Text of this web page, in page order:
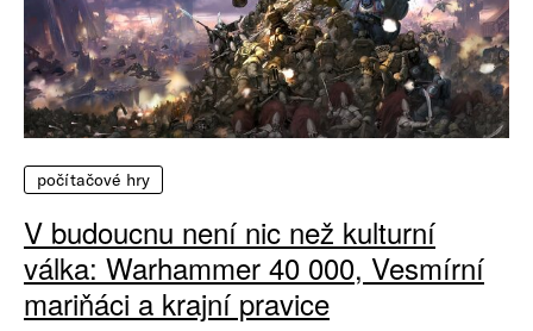
počítačové hry
V budoucnu není nic než kulturní
válka: Warhammer 40 000, Vesmírní
mariňáci a krajní pravice